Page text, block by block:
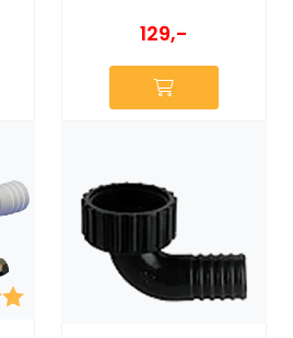
129,-
5.0 av 5 mulige